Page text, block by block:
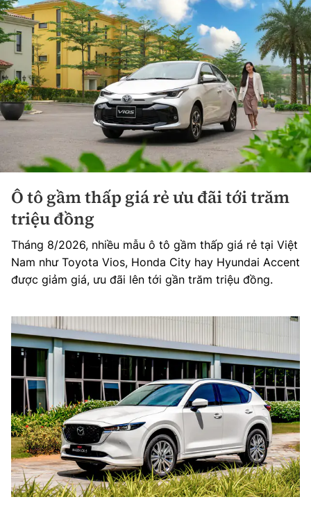
Ô tô gầm thấp giá rẻ ưu đãi tới trăm
triệu đồng
Tháng 8/2026, nhiều mẫu ô tô gầm thấp giá rẻ tại Việt
Nam như Toyota Vios, Honda City hay Hyundai Accent
được giảm giá, ưu đãi lên tới gần trăm triệu đồng.